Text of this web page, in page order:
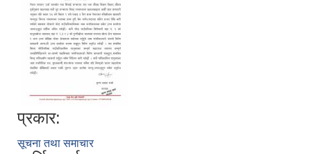
प्रकार:
सूचना तथा समाचार